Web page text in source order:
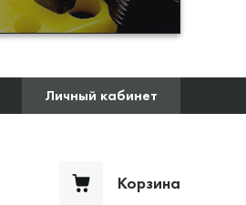
Личный кабинет
Корзина